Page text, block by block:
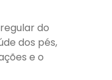
do
dos pés,
e o